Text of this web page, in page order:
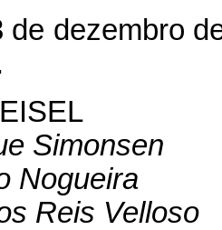
de dezembro
Simonsen
Nogueira
Reis Velloso